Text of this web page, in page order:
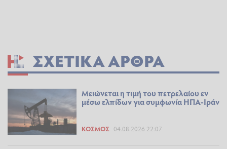
ΣΧΕΤΙΚΆ ΆΡΘΡΑ
Μειώνεται η τιμή του πετρελαίου εν
μέσω ελπίδων για συμφωνία ΗΠΑ-Ιράν
ΚΌΣΜΟΣ 04.08.2026 22:07